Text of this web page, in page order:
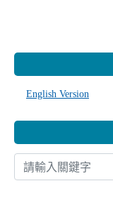
English Version